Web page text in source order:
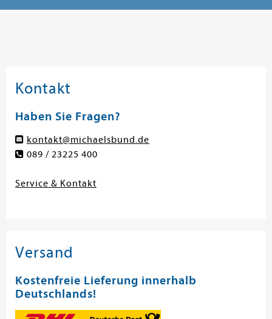
Kontakt
Haben Sie Fragen?
kontakt@michaelsbund.de
089 / 23225 400
Service & Kontakt
Versand
Kostenfreie Lieferung innerhalb
Deutschlands!